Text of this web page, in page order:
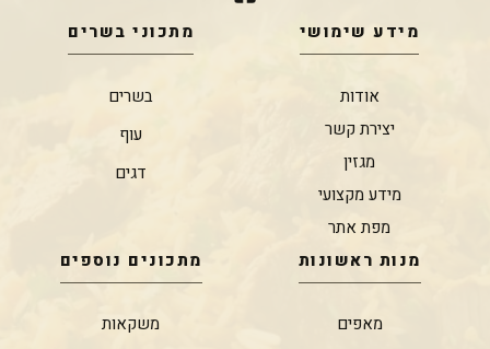
מידע שימושי
אודות
יצירת קשר
מגזין
מידע מקצועי
מפת אתר
מתכוני בשרים
בשרים
עוף
דגים
מנות ראשונות
מאפים
מתכונים נוספים
משקאות